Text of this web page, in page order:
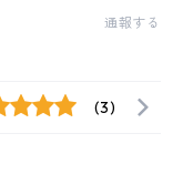
通報する
(3)